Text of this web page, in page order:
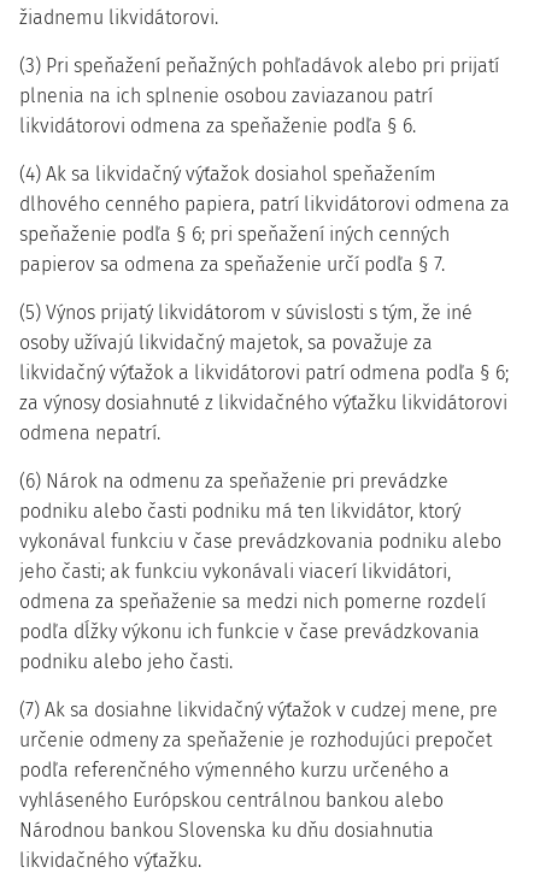
žiadnemu likvidátorovi.
(3) Pri speňažení peňažných pohľadávok alebo pri prijatí
plnenia na ich splnenie osobou zaviazanou patrí
likvidátorovi odmena za speňaženie podľa § 6.
(4) Ak sa likvidačný výťažok dosiahol speňažením
dlhového cenného papiera, patrí likvidátorovi odmena za
speňaženie podľa § 6; pri speňažení iných cenných
papierov sa odmena za speňaženie určí podľa § 7.
(5) Výnos prijatý likvidátorom v súvislosti s tým, že iné
osoby užívajú likvidačný majetok, sa považuje za
likvidačný výťažok a likvidátorovi patrí odmena podľa § 6;
za výnosy dosiahnuté z likvidačného výťažku likvidátorovi
odmena nepatrí.
(6) Nárok na odmenu za speňaženie pri prevádzke
podniku alebo časti podniku má ten likvidátor, ktorý
vykonával funkciu v čase prevádzkovania podniku alebo
jeho časti; ak funkciu vykonávali viacerí likvidátori,
odmena za speňaženie sa medzi nich pomerne rozdelí
podľa dĺžky výkonu ich funkcie v čase prevádzkovania
podniku alebo jeho časti.
(7) Ak sa dosiahne likvidačný výťažok v cudzej mene, pre
určenie odmeny za speňaženie je rozhodujúci prepočet
podľa referenčného výmenného kurzu určeného a
vyhláseného Európskou centrálnou bankou alebo
Národnou bankou Slovenska ku dňu dosiahnutia
likvidačného výťažku.